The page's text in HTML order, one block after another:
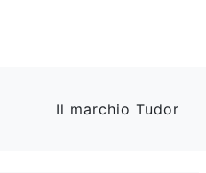
Il marchio Tudor